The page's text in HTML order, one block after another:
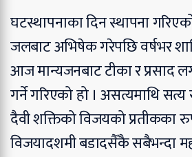
घटस्थापनाका दिन स्थापना
जलबाट अभिषेक गरेपछि वर्षभर
आज मान्यजनबाट टीका र प्रसाद
गर्ने गरिएको हो । असत्यमाथि
दैवी शक्तिको विजयको प्रतीकका
विजयादशमी बडादसैँकै सबैभन्दा